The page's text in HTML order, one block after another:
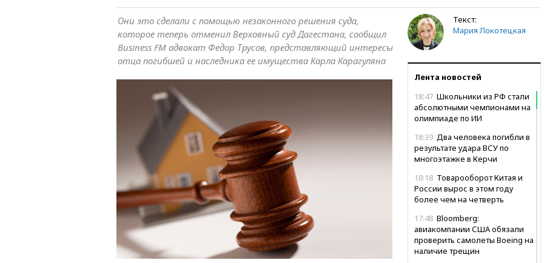
Текст:
Мария Локотецкая
Лента новостей
18:47 Школьники из РФ стали
абсолютными чемпионами на
олимпиаде по ИИ
18:39 Два человека погибли в
результате удара ВСУ по
многоэтажке в Керчи
18:18 Товарооборот Китая и
России вырос в этом году
более чем на четверть
17:48 Bloomberg:
авиакомпании США обязали
проверить самолеты Boeing на
наличие трещин
Они это сделали с помощью незаконного решения суда,
которое теперь отменил Верховный суд Дагестана, сообщил
Business FM адвокат Федор Трусов, представляющий интересы
отца погибшей и наследника ее имущества Карла Карагуляна